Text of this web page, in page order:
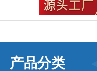
产品分类